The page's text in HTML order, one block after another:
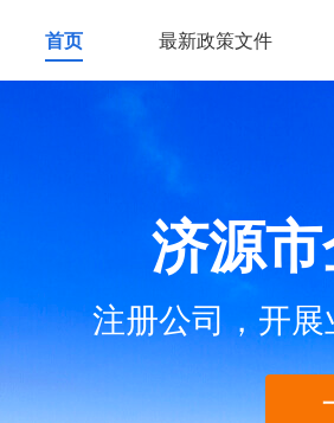
首页 最新政策文件
济源
注册公司，开